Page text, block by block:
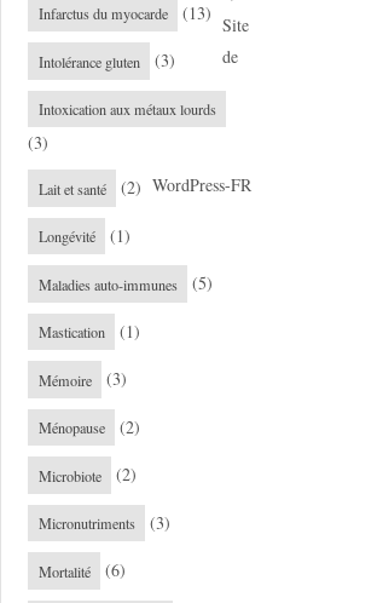
Infarctus du myocarde (13)
Intolérance gluten (3)
Intoxication aux métaux lourds
(3)
Lait et santé (2)
Longévité (1)
Maladies auto-immunes (5)
Mastication (1)
Mémoire (3)
Ménopause (2)
Microbiote (2)
Micronutriments (3)
Mortalité (6)
Site
de
WordPress-FR